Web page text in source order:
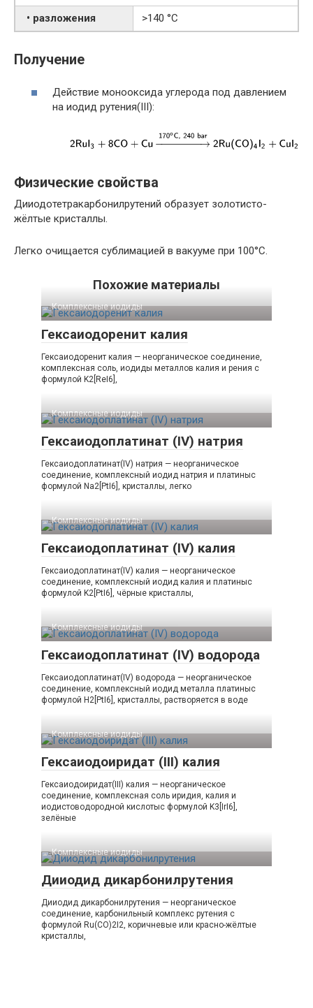
• разложения
>140 °C
Получение
Действие монооксида углерода под давлением
на иодид рутения(III):
Физические свойства
Дииодотетракарбонилрутений образует золотисто-
жёлтые кристаллы.
Легко очищается сублимацией в вакууме при 100°С.
Похожие материалы
Комплексные иодиды‎
Гексаиодоренит калия
Гексаиодоренит калия — неорганическое соединение,
комплексная соль, иодиды металлов калия и рения с
формулой K2[ReI6],
Комплексные иодиды‎
Гексаиодоплатинат (IV) натрия
Гексаиодоплатинат(IV) натрия — неорганическое
соединение, комплексный иодид натрия и платиныс
формулой Na2[PtI6], кристаллы, легко
Комплексные иодиды‎
Гексаиодоплатинат (IV) калия
Гексаиодоплатинат(IV) калия — неорганическое
соединение, комплексный иодид калия и платиныс
формулой K2[PtI6], чёрные кристаллы,
Комплексные иодиды‎
Гексаиодоплатинат (IV) водорода
Гексаиодоплатинат(IV) водорода — неорганическое
соединение, комплексный иодид металла платиныс
формулой H2[PtI6], кристаллы, растворяется в воде
Комплексные иодиды‎
Гексаиодоиридат (III) калия
Гексаиодоиридат(III) калия — неорганическое
соединение, комплексная соль иридия, калия и
иодистоводородной кислотыс формулой K3[IrI6],
зелёные
Комплексные иодиды‎
Дииодид дикарбонилрутения
Дииодид дикарбонилрутения — неорганическое
соединение, карбонильный комплекс рутения с
формулой Ru(CO)2I2, коричневые или красно-жёлтые
кристаллы,